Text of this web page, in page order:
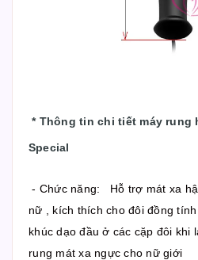
* Thông tin chi tiết máy rung
Special
- Chức năng: Hỗ trợ mát xa
nữ , kích thích cho đôi đồng
khúc dạo đầu ở các cặp đôi khi
rung mát xa ngực cho nữ giới